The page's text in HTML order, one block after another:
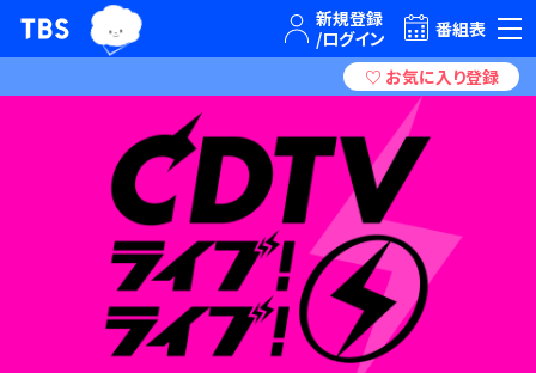
TBSテレビ｜ときめくときを。 番組表